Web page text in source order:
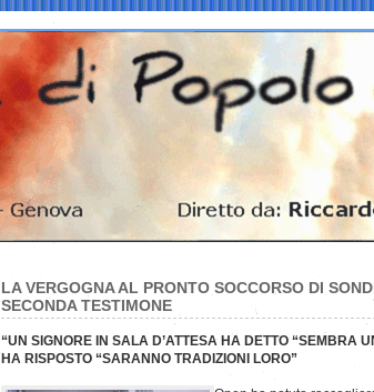
LA VERGOGNA AL PRONTO SOCCORSO DI
SECONDA TESTIMONE
“UN SIGNORE IN SALA D’ATTESA HA DETTO “SEMBRA
HA RISPOSTO “SARANNO TRADIZIONI LORO”